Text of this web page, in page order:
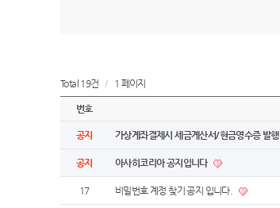
Total 19건 / 1 페이지
번호
공지 가상계좌결제시 세금계산서/현금영수증 발행
공지 아사히코리아 공지입니다
17 비밀번호 계정 찾기 공지 입니다.